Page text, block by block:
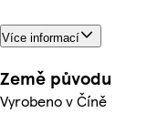
Více informací
Země původu
Vyrobeno v Číně